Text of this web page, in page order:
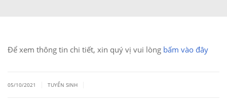
Để xem thông tin chi tiết, xin quý vị vui lòng bấm vào đây
05/10/2021 TUYỂN SINH